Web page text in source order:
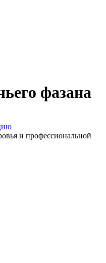
фазана
и профессиональной